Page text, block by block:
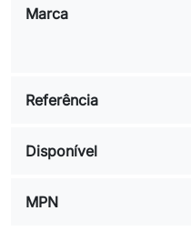
Marca
Referência
Disponível
MPN